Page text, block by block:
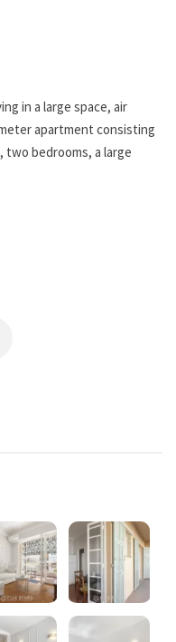
in a large space, air
apartment consisting
bedrooms, a large